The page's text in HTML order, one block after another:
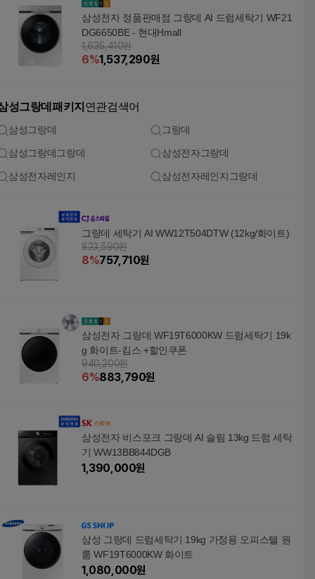
삼성전자 정품판매점 그랑데 AI 드럼세탁기 WF21
DG6650BE - 현대Hmall
1,635,410원
6%1,537,290원
성그랑데패키지 연관검색어
삼성그랑데 그랑데
삼성그랑데그랑데 삼성전자그랑데
삼성전자레인지 삼성전자레인지그랑데
그랑데 세탁기 AI WW12T504DTW (12kg/화이트)
823,590원
8%757,710원
삼성전자 그랑데 WF19T6000KW 드럼세탁기 19k
g 화이트-킴스 +할인쿠폰
940,200원
6%883,790원
삼성전자 비스포크 그랑데 AI 슬림 13kg 드럼 세탁
기 WW13BB844DGB
1,390,000원
삼성 그랑데 드럼세탁기 19kg 가정용 오피스텔 원
룸 WF19T6000KW 화이트
1,080,000원